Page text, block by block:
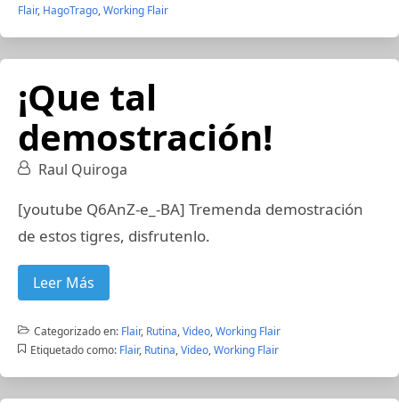
Flair, HagoTrago,Working Flair
¡Que tal
demostración!
Raul Quiroga
[youtube Q6AnZ-e_-BA] Tremenda demostración
de estos tigres, disfrutenlo.
Leer Más
Categorizado en: Flair, Rutina,Video,Working Flair
Etiquetado como: Flair, Rutina,Video,Working Flair